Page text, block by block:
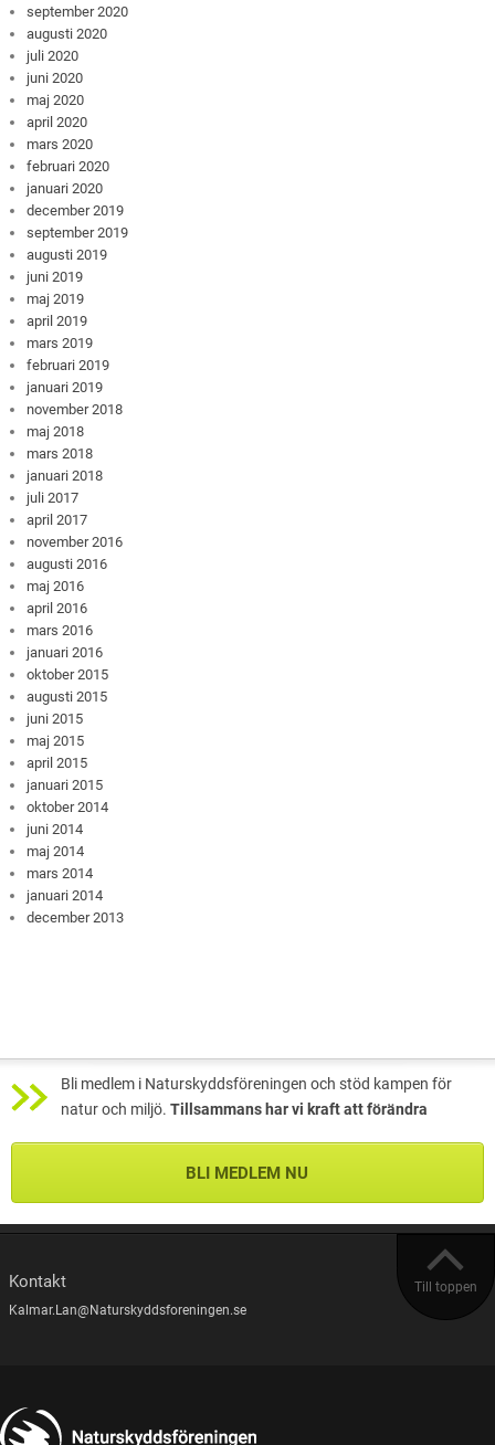
september 2020
augusti 2020
juli 2020
juni 2020
maj 2020
april 2020
mars 2020
februari 2020
januari 2020
december 2019
september 2019
augusti 2019
juni 2019
maj 2019
april 2019
mars 2019
februari 2019
januari 2019
november 2018
maj 2018
mars 2018
januari 2018
juli 2017
april 2017
november 2016
augusti 2016
maj 2016
april 2016
mars 2016
januari 2016
oktober 2015
augusti 2015
juni 2015
maj 2015
april 2015
januari 2015
oktober 2014
juni 2014
maj 2014
mars 2014
januari 2014
december 2013
Bli medlem i Naturskyddsföreningen och stöd kampen för
natur och miljö. Tillsammans har vi kraft att förändra
BLI MEDLEM NU
Till toppen
Kontakt
Kalmar.Lan@Naturskyddsforeningen.se